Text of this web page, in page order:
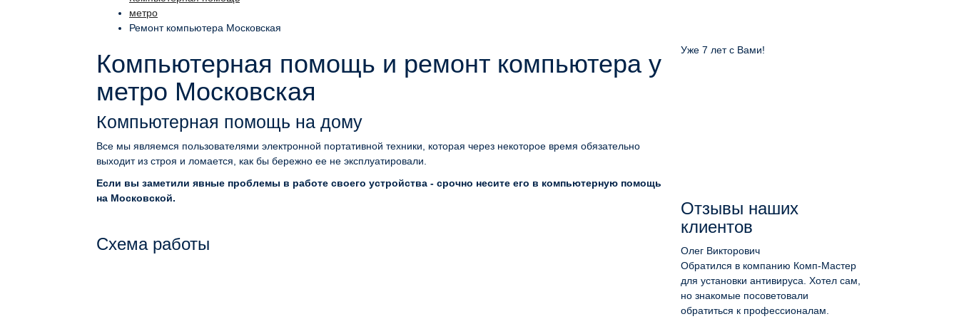
метро
Ремонт компьютера Московская
Компьютерная помощь и ремонт компьютера у
метро Московская
Компьютерная помощь на дому
Все мы являемся пользователями электронной портативной техники, которая через некоторое время обязательно
выходит из строя и ломается, как бы бережно ее не эксплуатировали.
Если вы заметили явные проблемы в работе своего устройства - срочно несите его в компьютерную помощь
на Московской.
Схема работы
Уже 7 лет с Вами!
Отзывы наших
клиентов
Олег Викторович
Обратился в компанию Комп-Мастер
для установки антивируса. Хотел сам,
но знакомые посоветовали
обратиться к профессионалам.